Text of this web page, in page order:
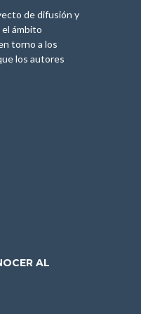
de difusión y
ámbito
torno a los
los autores
AL